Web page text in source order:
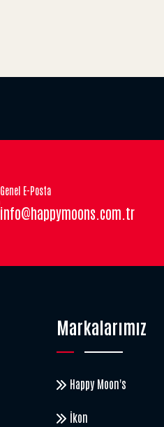
Genel E-Posta
info@happymoons.com.tr
Markalarımız
Happy Moon's
İkon